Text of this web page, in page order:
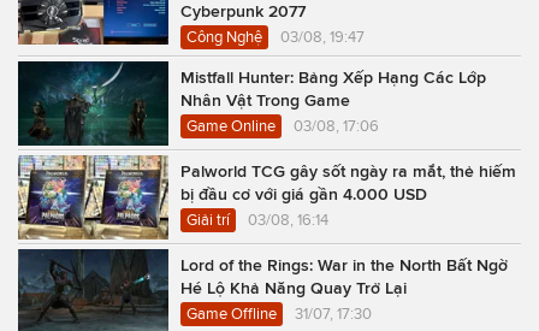
Cyberpunk 2077
Công Nghệ 03/08, 19:47
Mistfall Hunter: Bảng Xếp Hạng Các Lớp
Nhân Vật Trong Game
Game Online 03/08, 17:06
Palworld TCG gây sốt ngày ra mắt, thẻ hiếm
bị đầu cơ với giá gần 4.000 USD
Giải trí 03/08, 16:14
Lord of the Rings: War in the North Bất Ngờ
Hé Lộ Khả Năng Quay Trở Lại
Game Offline 31/07, 17:30